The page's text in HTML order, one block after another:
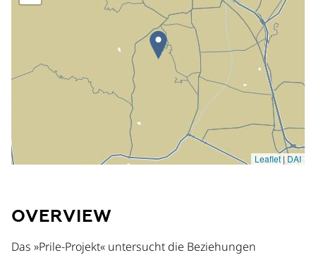
OVERVIEW
Das »Prile-Projekt« untersucht die Beziehungen